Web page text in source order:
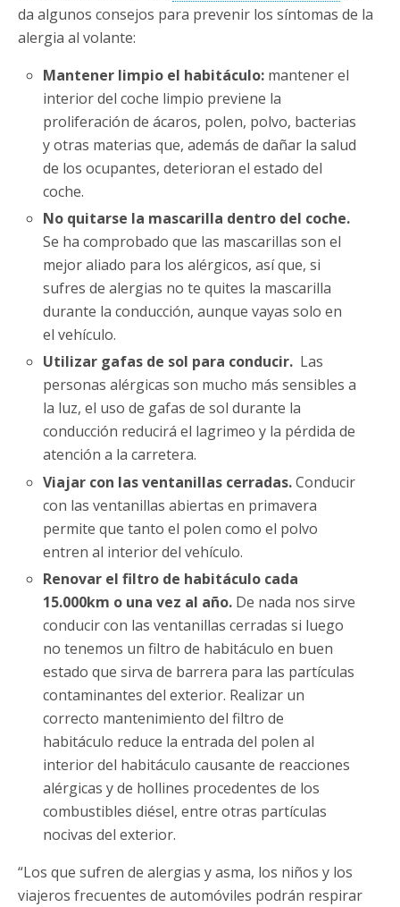
da algunos consejos para prevenir los síntomas de la
alergia al volante:
Mantener limpio el habitáculo: mantener el
interior del coche limpio previene la
proliferación de ácaros, polen, polvo, bacterias
y otras materias que, además de dañar la salud
de los ocupantes, deterioran el estado del
coche.
No quitarse la mascarilla dentro del coche.
Se ha comprobado que las mascarillas son el
mejor aliado para los alérgicos, así que, si
sufres de alergias no te quites la mascarilla
durante la conducción, aunque vayas solo en
el vehículo.
Utilizar gafas de sol para conducir. Las
personas alérgicas son mucho más sensibles a
la luz, el uso de gafas de sol durante la
conducción reducirá el lagrimeo y la pérdida de
atención a la carretera.
Viajar con las ventanillas cerradas.Conducir
con las ventanillas abiertas en primavera
permite que tanto el polen como el polvo
entren al interior del vehículo.
Renovar el filtro de habitáculo cada
15.000km o una vez al año. De nada nos sirve
conducir con las ventanillas cerradas si luego
no tenemos un filtro de habitáculo en buen
estado que sirva de barrera para las partículas
contaminantes del exterior. Realizar un
correcto mantenimiento del filtro de
habitáculo reduce la entrada del polen al
interior del habitáculo causante de reacciones
alérgicas y de hollines procedentes de los
combustibles diésel, entre otras partículas
nocivas del exterior.
“Los que sufren de alergias y asma, los niños y los
viajeros frecuentes de automóviles podrán respirar